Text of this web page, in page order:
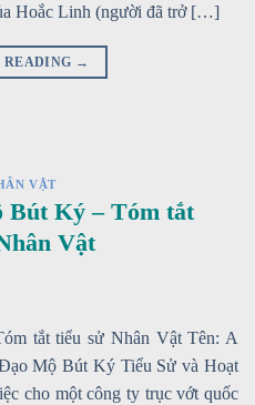
Hoắc Linh (người đã trở […]
READING →
VẬT
Bút Ký – Tóm tắt
Vật
tắt tiểu sử Nhân Vật Tên: A
Mộ Bút Ký Tiểu Sử và Hoạt
cho một công ty trục vớt quốc